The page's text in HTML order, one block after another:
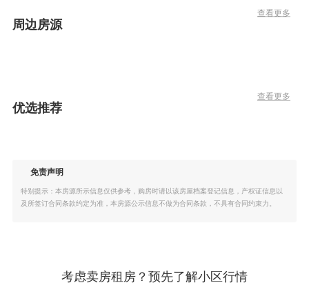
周边房源
查看更多
优选推荐
查看更多
免责声明
特别提示：本房源所示信息仅供参考，购房时请以该房屋档案登记信息，产权证信息以
及所签订合同条款约定为准，本房源公示信息不做为合同条款，不具有合同约束力。
考虑卖房租房？预先了解小区行情